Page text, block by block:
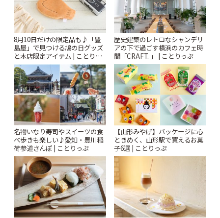
8月10日だけの限定品も♪「豊
島屋」で見つける鳩の日グッズ
と本店限定アイテム | ことりっ
ぷ
歴史建築のレトロなシャンデリ
アの下で過ごす横浜のカフェ時
間「CRAFT. 」 | ことりっぷ
名物いなり寿司やスイーツの食
べ歩きも楽しい♪愛知・豊川稲
荷参道さんぽ | ことりっぷ
【山形みやげ】パッケージに心
ときめく、山形駅で買えるお菓
子6選 | ことりっぷ